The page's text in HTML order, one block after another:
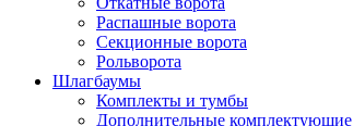
Распашные ворота
Секционные ворота
Рольворота
Шлагбаумы
Комплекты и тумбы
Дополнительные комплектующие